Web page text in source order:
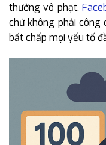
thưởng vô phạt.
chứ không phải
bất chấp mọi yếu tố